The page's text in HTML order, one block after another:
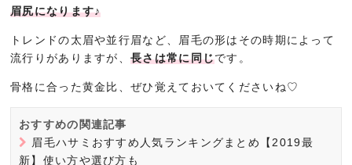
眉尻になります♪
トレンドの太眉や並行眉など、眉毛の形はその時期によって
流行りがありますが、 長さは常に同じです。
骨格に合った黄金比、ぜひ覚えておいてくださいね♡
おすすめの関連記事
眉毛ハサミおすすめ人気ランキングまとめ【2019最
新】使い方や選び方も